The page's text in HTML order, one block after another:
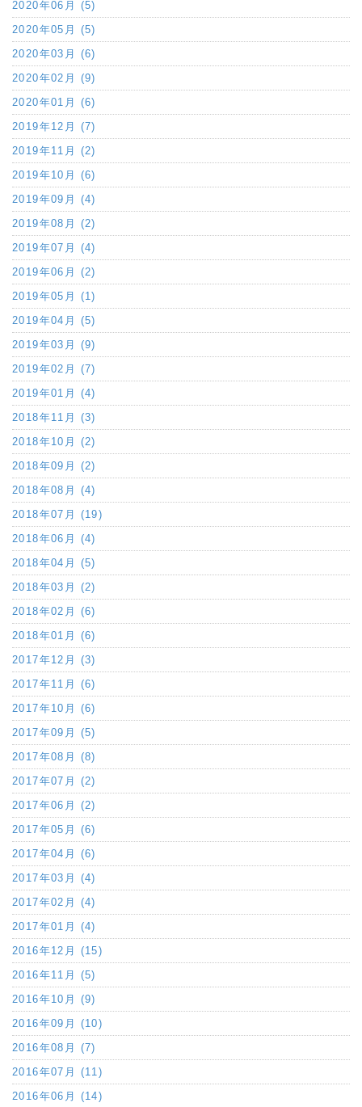
2020年06月 (5)
2020年05月 (5)
2020年03月 (6)
2020年02月 (9)
2020年01月 (6)
2019年12月 (7)
2019年11月 (2)
2019年10月 (6)
2019年09月 (4)
2019年08月 (2)
2019年07月 (4)
2019年06月 (2)
2019年05月 (1)
2019年04月 (5)
2019年03月 (9)
2019年02月 (7)
2019年01月 (4)
2018年11月 (3)
2018年10月 (2)
2018年09月 (2)
2018年08月 (4)
2018年07月 (19)
2018年06月 (4)
2018年04月 (5)
2018年03月 (2)
2018年02月 (6)
2018年01月 (6)
2017年12月 (3)
2017年11月 (6)
2017年10月 (6)
2017年09月 (5)
2017年08月 (8)
2017年07月 (2)
2017年06月 (2)
2017年05月 (6)
2017年04月 (6)
2017年03月 (4)
2017年02月 (4)
2017年01月 (4)
2016年12月 (15)
2016年11月 (5)
2016年10月 (9)
2016年09月 (10)
2016年08月 (7)
2016年07月 (11)
2016年06月 (14)